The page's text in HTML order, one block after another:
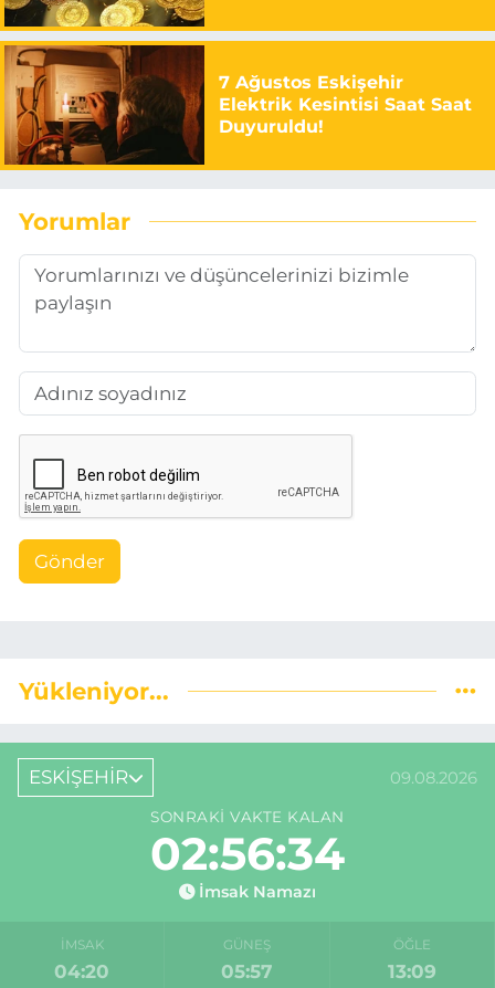
7 Ağustos Eskişehir
Elektrik Kesintisi Saat Saat
Duyuruldu!
Yorumlar
Gönder
Yükleniyor...
ESKİŞEHİR 09.08.2026
SONRAKI VAKTE KALAN
02:56:33
İmsak Namazı
İMSAK
04:20
GÜNEŞ
05:57
ÖĞLE
13:09